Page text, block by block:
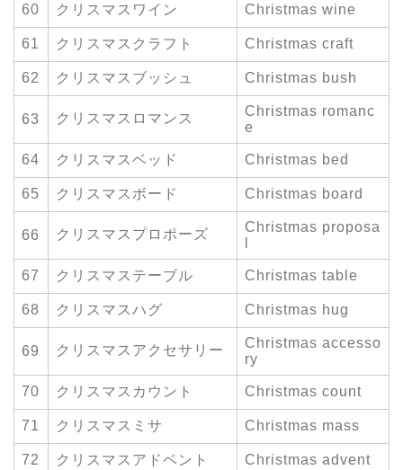
60 クリスマスワイン Christmas wine
61 クリスマスクラフト Christmas craft
62 クリスマスブッシュ Christmas bush
63 クリスマスロマンス
Christmas romanc
e
64 クリスマスベッド Christmas bed
65 クリスマスボード Christmas board
66 クリスマスプロポーズ
Christmas proposa
67 クリスマステーブル Christmas table
68 クリスマスハグ Christmas hug
69 クリスマスアクセサリー
Christmas accesso
ry
70 クリスマスカウント Christmas count
71 クリスマスミサ Christmas mass
72 クリスマスアドベント Christmas advent